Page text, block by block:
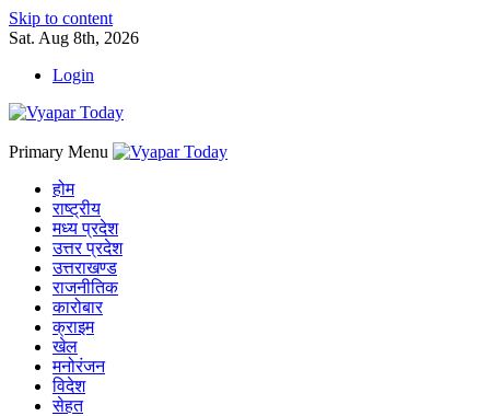
Skip to content
Sat. Aug 8th, 2026
Login
Primary Menu
होम
राष्ट्रीय
मध्य प्रदेश
उत्तर प्रदेश
उत्तराखण्ड
राजनीतिक
कारोबार
क्राइम
खेल
मनोरंजन
विदेश
सेहत